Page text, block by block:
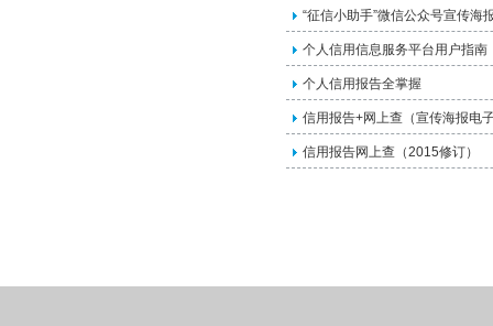
“征信小助手”微信公众号宣传海
个人信用信息服务平台用户指南
个人信用报告全掌握
信用报告+网上查（宣传海报电
信用报告网上查（2015修订）